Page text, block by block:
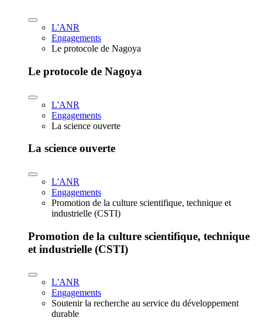
L'ANR
Engagements
Le protocole de Nagoya
Le protocole de Nagoya
L'ANR
Engagements
La science ouverte
La science ouverte
L'ANR
Engagements
Promotion de la culture scientifique, technique et
industrielle (CSTI)
Promotion de la culture scientifique, technique
et industrielle (CSTI)
L'ANR
Engagements
Soutenir la recherche au service du développement
durable